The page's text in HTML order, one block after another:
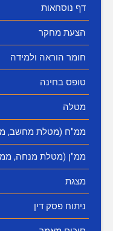
דף נוסחאות
הצעת מחקר
חומר הוראה ולמידה
טופס בחינה
מטלה
ממ"ח (מטלת מחשב,
ממ"ן (מטלת מנחה,
מצגת
ניתוח פסק דין